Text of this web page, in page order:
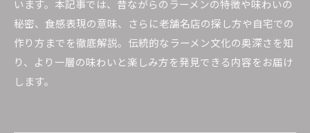
います。本記事では、昔ながらのラーメンの特徴や味わいの
秘密、食感表現の意味、さらに老舗名店の探し方や自宅での
作り方までを徹底解説。伝統的なラーメン文化の奥深さを知
り、より一層の味わいと楽しみ方を発見できる内容をお届け
します。